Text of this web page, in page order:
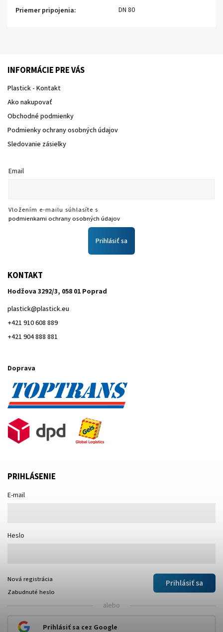
Priemer pripojenia: DN 80
INFORMÁCIE PRE VÁS
Plastick - Kontakt
Ako nakupovať
Obchodné podmienky
Podmienky ochrany osobných údajov
Sledovanie zásielky
Email
Vložením e-mailu súhlasíte s
podmienkami ochrany osobných údajov
Prihlásiť sa
KONTAKT
Hodžova 3292/3, 058 01 Poprad
plastick@plastick.eu
+421 910 608 889
+421 904 888 881
Doprava
PRIHLÁSENIE
E-mail
Heslo
Prihlásiť sa
Nová registrácia
Zabudnuté heslo
alebo
Prihlásiť sa cez Google